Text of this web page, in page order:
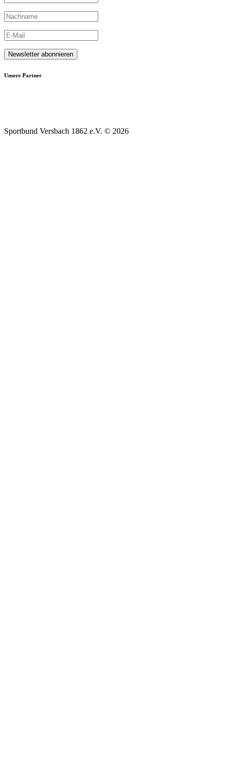
Unsere Partner
Sportbund Versbach 1862 e.V. © 2026